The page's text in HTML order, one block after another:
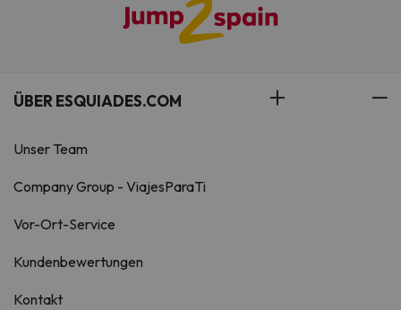
ÜBER ESQUIADES.COM
Unser Team
Company Group - ViajesParaTi
Vor-Ort-Service
Kundenbewertungen
Kontakt